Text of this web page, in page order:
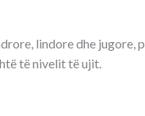
lindore dhe jugore,
të nivelit të ujit.